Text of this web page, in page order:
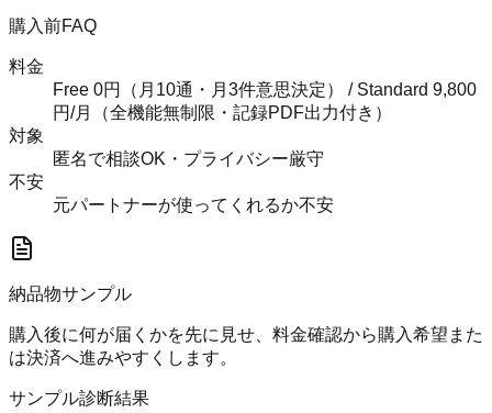
購入前FAQ
料金
Free 0円（月10通・月3件意思決定） / Standard 9,800
円/月（全機能無制限・記録PDF出力付き）
対象
匿名で相談OK・プライバシー厳守
不安
元パートナーが使ってくれるか不安
納品物サンプル
購入後に何が届くかを先に見せ、料金確認から購入希望また
は決済へ進みやすくします。
サンプル診断結果